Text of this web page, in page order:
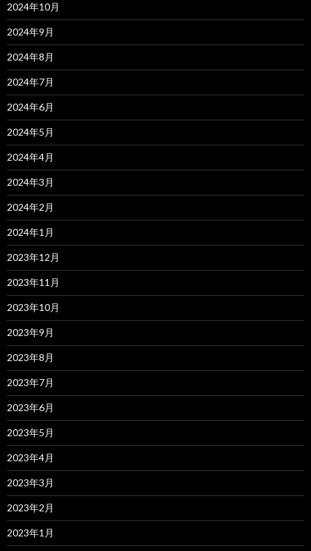
2024年10月
2024年9月
2024年8月
2024年7月
2024年6月
2024年5月
2024年4月
2024年3月
2024年2月
2024年1月
2023年12月
2023年11月
2023年10月
2023年9月
2023年8月
2023年7月
2023年6月
2023年5月
2023年4月
2023年3月
2023年2月
2023年1月